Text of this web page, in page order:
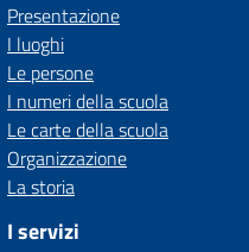
Presentazione
I luoghi
Le persone
I numeri della scuola
Le carte della scuola
Organizzazione
La storia
I servizi